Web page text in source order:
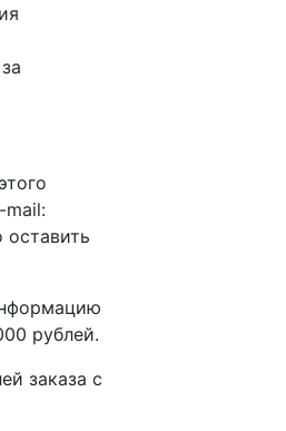
mail:
рублей.
заказа с